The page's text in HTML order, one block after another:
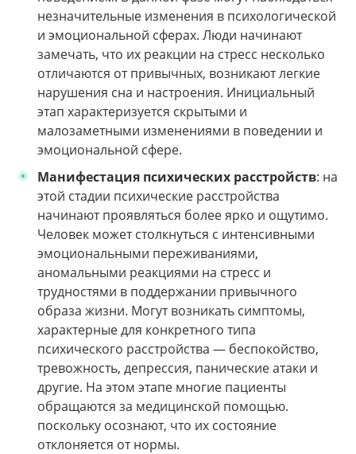
незначительные изменения в психологической
и эмоциональной сферах. Люди начинают
замечать, что их реакции на стресс несколько
отличаются от привычных, возникают легкие
нарушения сна и настроения. Инициальный
этап характеризуется скрытыми и
малозаметными изменениями в поведении и
эмоциональной сфере.
Манифестация психических расстройств: на
этой стадии психические расстройства
начинают проявляться более ярко и ощутимо.
Человек может столкнуться с интенсивными
эмоциональными переживаниями,
аномальными реакциями на стресс и
трудностями в поддержании привычного
образа жизни. Могут возникать симптомы,
характерные для конкретного типа
психического расстройства — беспокойство,
тревожность, депрессия, панические атаки и
другие. На этом этапе многие пациенты
обращаются за медицинской помощью.
поскольку осознают, что их состояние
отклоняется от нормы.